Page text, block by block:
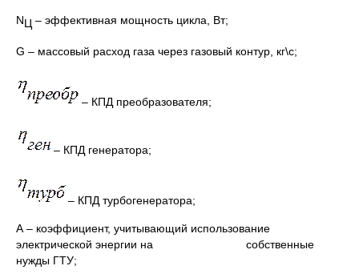
NЦ – эффективная мощность цикла, Вт;
G – массовый расход газа через газовый контур, кг\с;
– КПД преобразователя;
– КПД генератора;
– КПД турбогенератора;
А – коэффициент, учитывающий использование
электрической энергии на собственные
нужды ГТУ;